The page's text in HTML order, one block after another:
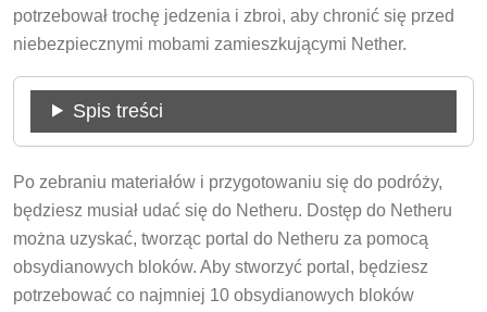
potrzebował trochę jedzenia i zbroi, aby chronić się przed
niebezpiecznymi mobami zamieszkującymi Nether.
Spis treści
Po zebraniu materiałów i przygotowaniu się do podróży,
będziesz musiał udać się do Netheru. Dostęp do Netheru
można uzyskać, tworząc portal do Netheru za pomocą
obsydianowych bloków. Aby stworzyć portal, będziesz
potrzebować co najmniej 10 obsydianowych bloków